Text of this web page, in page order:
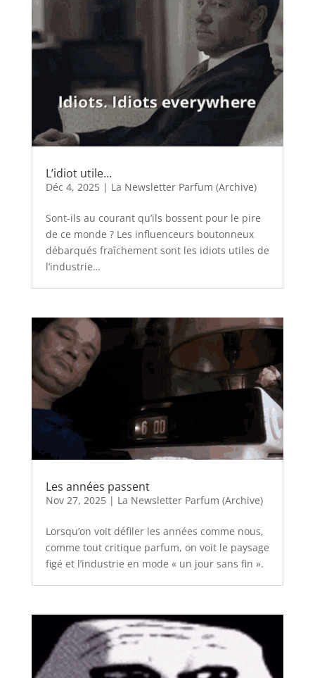
L’idiot utile…
Déc 4, 2025| La Newsletter Parfum (Archive)
Sont-ils au courant qu’ils bossent pour le pire
de ce monde ? Les influenceurs boutonneux
débarqués fraîchement sont les idiots utiles de
l’industrie…
Les années passent
Nov 27, 2025| La Newsletter Parfum (Archive)
Lorsqu’on voit défiler les années comme nous,
comme tout critique parfum, on voit le paysage
figé et l’industrie en mode « un jour sans fin ».